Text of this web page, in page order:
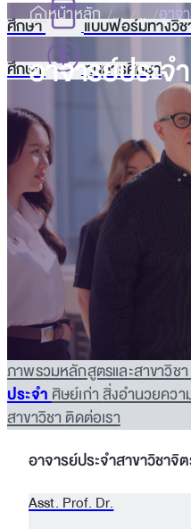
ศึกษา
แบบฟอร์มทางวิ
ศึกษา
ทุนการศึกษา
หน้าหลัก อาจ
อาจารย์ประจำ
ภาพรวมหลักสูตรและสาขาวิช
ประจำศิษย์เก่าสิ่งอำนวยคว
สาขาวิชาติดต่อเรา
อาจารย์ประจำสาขาวิชาจิ
Asst. Prof. Dr.